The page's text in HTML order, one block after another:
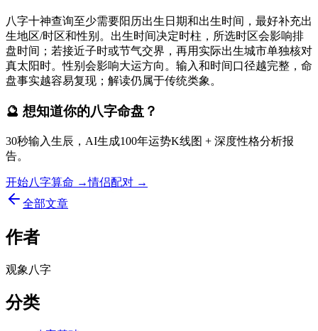
八字十神查询至少需要阳历出生日期和出生时间，最好补充出
生地区/时区和性别。出生时间决定时柱，所选时区会影响排
盘时间；若接近子时或节气交界，再用实际出生城市单独核对
真太阳时。性别会影响大运方向。输入和时间口径越完整，命
盘事实越容易复现；解读仍属于传统类象。
🔮 想知道你的八字命盘？
30秒输入生辰，AI生成100年运势K线图 + 深度性格分析报
告。
开始八字算命 →情侣配对 →
全部文章
作者
观象八字
分类